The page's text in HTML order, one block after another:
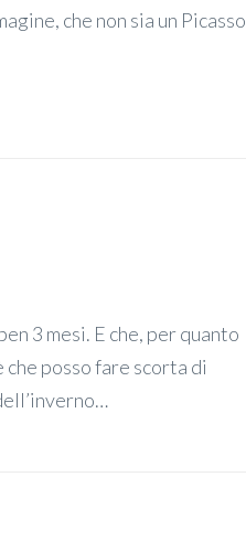
che non sia un Picasso
3 mesi. E che, per quanto
che posso fare scorta di